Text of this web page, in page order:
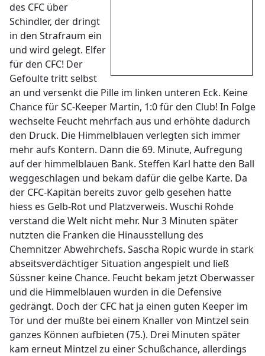
des CFC über
Schindler, der dringt
in den Strafraum ein
und wird gelegt. Elfer
für den CFC! Der
Gefoulte tritt selbst
an und versenkt die Pille im linken unteren Eck. Keine
Chance für SC-Keeper Martin, 1:0 für den Club! In Folge
wechselte Feucht mehrfach aus und erhöhte dadurch
den Druck. Die Himmelblauen verlegten sich immer
mehr aufs Kontern. Dann die 69. Minute, Aufregung
auf der himmelblauen Bank. Steffen Karl hatte den Ball
weggeschlagen und bekam dafür die gelbe Karte. Da
der CFC-Kapitän bereits zuvor gelb gesehen hatte
hiess es Gelb-Rot und Platzverweis. Wuschi Rohde
verstand die Welt nicht mehr. Nur 3 Minuten später
nutzten die Franken die Hinausstellung des
Chemnitzer Abwehrchefs. Sascha Ropic wurde in stark
abseitsverdächtiger Situation angespielt und ließ
Süssner keine Chance. Feucht bekam jetzt Oberwasser
und die Himmelblauen wurden in die Defensive
gedrängt. Doch der CFC hat ja einen guten Keeper im
Tor und der mußte bei einem Knaller von Mintzel sein
ganzes Können aufbieten (75.). Drei Minuten später
kam erneut Mintzel zu einer Schußchance, allerdings